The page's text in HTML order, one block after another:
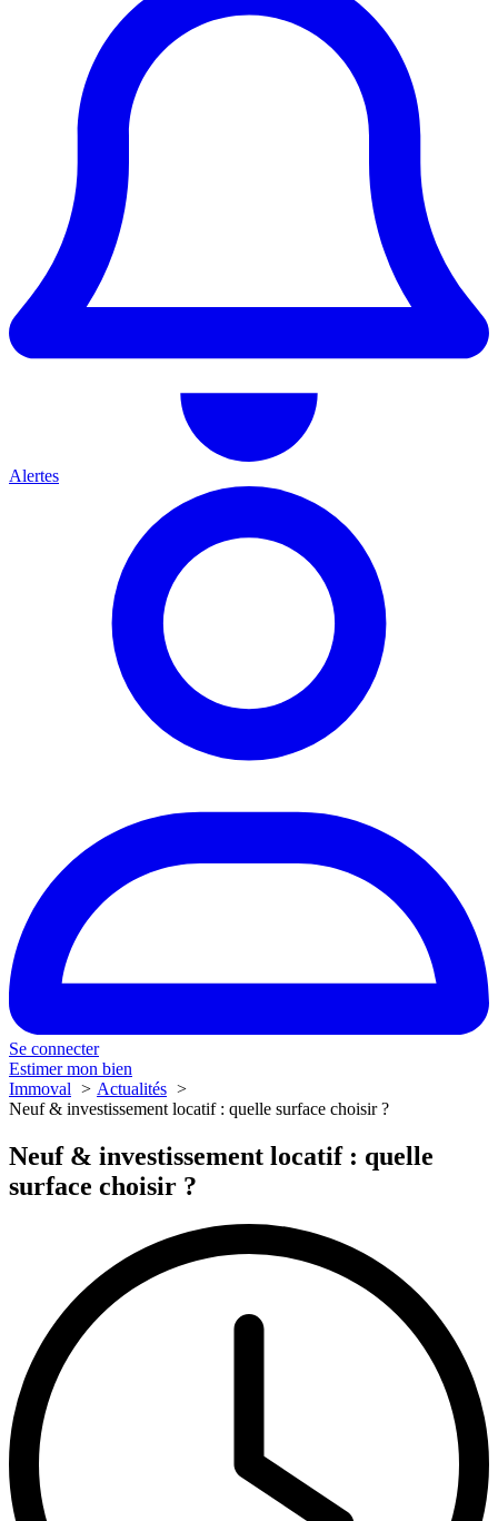
Alertes
Se connecter
Estimer mon bien
Immoval
Actualités
Neuf & investissement locatif : quelle surface choisir ?
Neuf & investissement locatif : quelle
surface choisir ?